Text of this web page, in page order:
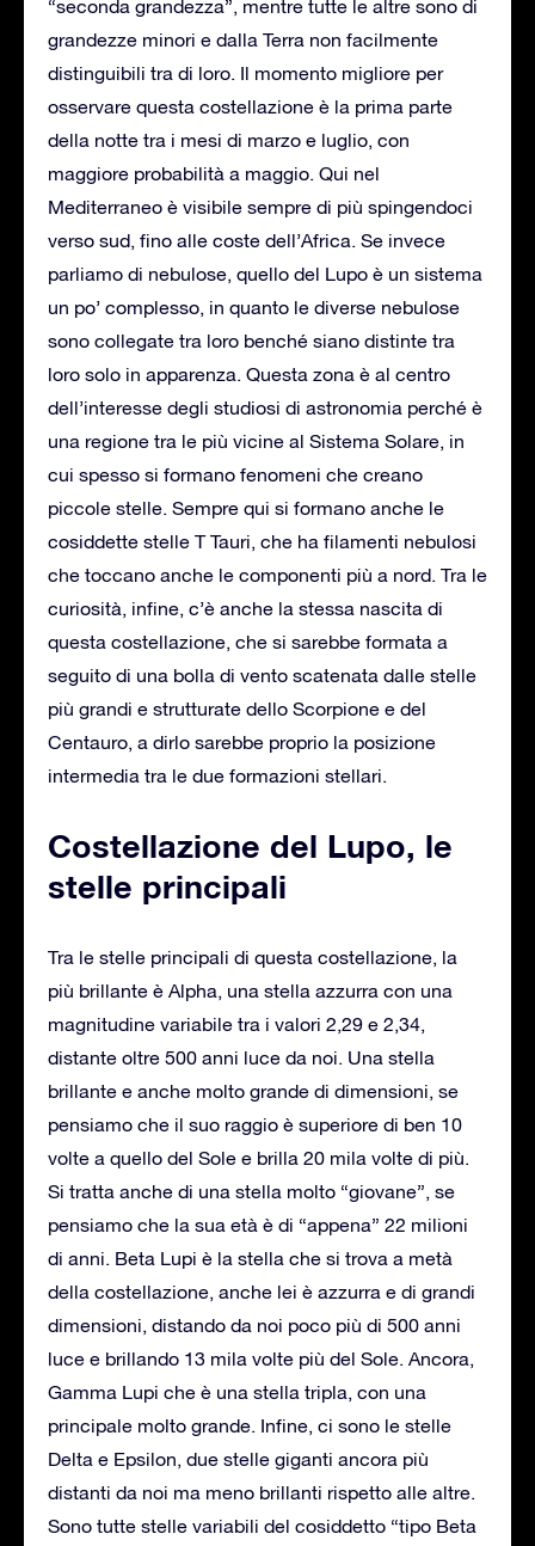
“seconda grandezza”, mentre tutte le altre sono di
grandezze minori e dalla Terra non facilmente
distinguibili tra di loro. Il momento migliore per
osservare questa costellazione è la prima parte
della notte tra i mesi di marzo e luglio, con
maggiore probabilità a maggio. Qui nel
Mediterraneo è visibile sempre di più spingendoci
verso sud, fino alle coste dell’Africa. Se invece
parliamo di nebulose, quello del Lupo è un sistema
un po’ complesso, in quanto le diverse nebulose
sono collegate tra loro benché siano distinte tra
loro solo in apparenza. Questa zona è al centro
dell’interesse degli studiosi di astronomia perché è
una regione tra le più vicine al Sistema Solare, in
cui spesso si formano fenomeni che creano
piccole stelle. Sempre qui si formano anche le
cosiddette stelle T Tauri, che ha filamenti nebulosi
che toccano anche le componenti più a nord. Tra le
curiosità, infine, c’è anche la stessa nascita di
questa costellazione, che si sarebbe formata a
seguito di una bolla di vento scatenata dalle stelle
più grandi e strutturate dello Scorpione e del
Centauro, a dirlo sarebbe proprio la posizione
intermedia tra le due formazioni stellari.
Costellazione del Lupo, le
stelle principali
Tra le stelle principali di questa costellazione, la
più brillante è Alpha, una stella azzurra con una
magnitudine variabile tra i valori 2,29 e 2,34,
distante oltre 500 anni luce da noi. Una stella
brillante e anche molto grande di dimensioni, se
pensiamo che il suo raggio è superiore di ben 10
volte a quello del Sole e brilla 20 mila volte di più.
Si tratta anche di una stella molto “giovane”, se
pensiamo che la sua età è di “appena” 22 milioni
di anni. Beta Lupi è la stella che si trova a metà
della costellazione, anche lei è azzurra e di grandi
dimensioni, distando da noi poco più di 500 anni
luce e brillando 13 mila volte più del Sole. Ancora,
Gamma Lupi che è una stella tripla, con una
principale molto grande. Infine, ci sono le stelle
Delta e Epsilon, due stelle giganti ancora più
distanti da noi ma meno brillanti rispetto alle altre.
Sono tutte stelle variabili del cosiddetto “tipo Beta